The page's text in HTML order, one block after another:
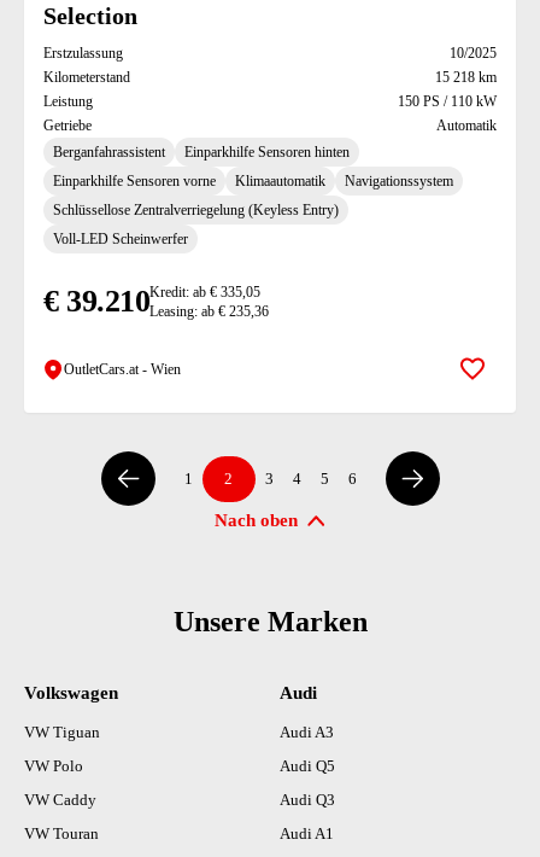
Selection
Erstzulassung
10/2025
Kilometerstand
15 218 km
Leistung
150 PS / 110 kW
Getriebe
Automatik
Berganfahrassistent
Einparkhilfe Sensoren hinten
Einparkhilfe Sensoren vorne
Klimaautomatik
Navigationssystem
Schlüssellose Zentralverriegelung (Keyless Entry)
Voll-LED Scheinwerfer
€ 39.210Kredit: ab € 335,05
Leasing: ab € 235,36
OutletCars.at - Wien Zur
Nach oben
1 2 3 4 5 6
Unsere Marken
Volkswagen
VW Tiguan
VW Polo
VW Caddy
VW Touran
Audi
Audi A3
Audi Q5
Audi Q3
Audi A1